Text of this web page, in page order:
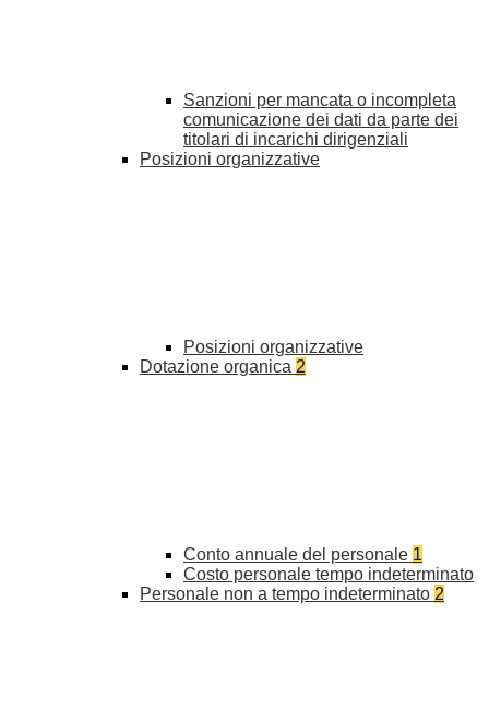
Sanzioni per mancata o incompleta
comunicazione dei dati da parte dei
titolari di incarichi dirigenziali
Posizioni organizzative
Posizioni organizzative
Dotazione organica 2
Conto annuale del personale 1
Costo personale tempo indeterminato
Personale non a tempo indeterminato 2